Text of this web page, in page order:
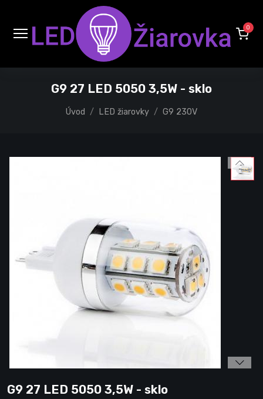
0
G9 27 LED 5050 3,5W - sklo
Úvod LED žiarovky G9 230V
G9 27 LED 5050 3,5W - sklo